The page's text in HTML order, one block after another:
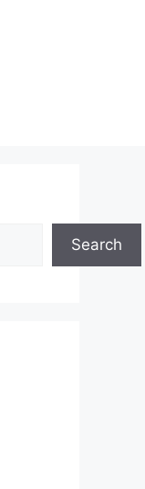
Search